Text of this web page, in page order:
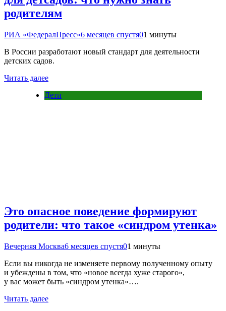
родителям
РИА «ФедералПресс»6 месяцев спустя01 минуты
В России разработают новый стандарт для деятельности
детских садов.
Читать далее
Дети
Это опасное поведение формируют
родители: что такое «синдром утенка»
Вечерняя Москва6 месяцев спустя01 минуты
Если вы никогда не изменяете первому полученному опыту
и убеждены в том, что «новое всегда хуже старого»,
у вас может быть «синдром утенка»….
Читать далее